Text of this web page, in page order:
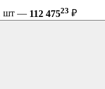
шт — 112 47523 ₽